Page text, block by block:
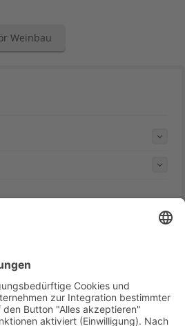
Weinbau
in Erstausrüsterqualität nicht aber
Teilenummern OEM und